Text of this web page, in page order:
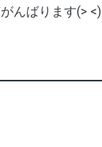
んばります(> <)